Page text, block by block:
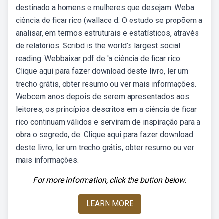
destinado a homens e mulheres que desejam. Weba
ciência de ficar rico (wallace d. O estudo se propõem a
analisar, em termos estruturais e estatísticos, através
de relatórios. Scribd is the world's largest social
reading. Webbaixar pdf de 'a ciência de ficar rico:
Clique aqui para fazer download deste livro, ler um
trecho grátis, obter resumo ou ver mais informações.
Webcem anos depois de serem apresentados aos
leitores, os princípios descritos em a ciência de ficar
rico continuam válidos e serviram de inspiração para a
obra o segredo, de. Clique aqui para fazer download
deste livro, ler um trecho grátis, obter resumo ou ver
mais informações.
For more information, click the button below.
LEARN MORE